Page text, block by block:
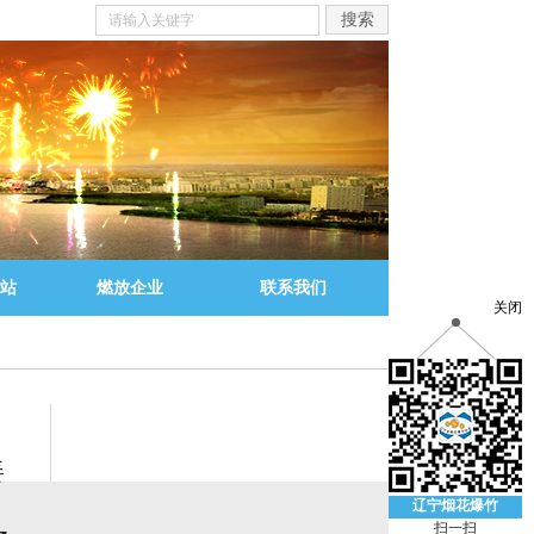
燃放企业 联系我们
关闭
辽宁烟花爆竹
扫一扫